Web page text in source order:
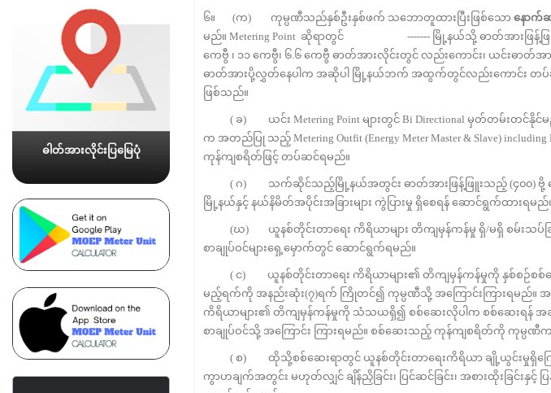
ဓါတ်အားလိုင်းပြမြေပုံ
၆။ (က) ကုမ္ပဏီသည်နှစ်ဦးနှစ်ဖက် သဘောတူထားပြီးဖြစ်သော နော
မည်။ Metering Point ဆိုရာတွင် ------- မြို့နယ်သို့ ဓာတ်အားဖြန့်ဖြူး
ကေဗွီ ၊ ၁၁ ကေဗွီ၊ ၆.၆ ကေဗွီ ဓာတ်အားလိုင်းတွင် လည်းကောင်း၊ ယင်းဓာတ်
ဓာတ်အားပို့လွှတ်နေပါက အဆိုပါ မြို့နယ်ဘက် အထွက်တွင်လည်းကောင်း တပ်ဆ
ဖြစ်သည်။
( ခ) ယင်း Metering Point များတွင် Bi Directional မှတ်တမ်းတင်နိုင်မည့်
က အတည်ပြု သည့် Metering Outfit (Energy Meter Master & Slave) including
ကုန်ကျစရိတ်ဖြင့် တပ်ဆင်ရမည်။
( ဂ) သက်ဆိုင်သည့်မြို့နယ်အတွင်း ဓာတ်အားဖြန့်ဖြူးသည့် (၄၀၀) ဗို့ ဓာ
မြို့နယ်နှင့် နယ်နိမိတ်အပိုင်းအခြားများ ကွဲပြားမှု ရှိစေရန် ဆောင်ရွက်ထားရမည်
(ဃ) ယူနစ်တိုင်းတာရေး ကိရိယာများ တိကျမှန်ကန်မှု ရှိ/မရှိ စမ်းသပ်ခြင်း၊ စ
စာချုပ်ဝင်များရှေ့မှောက်တွင် ဆောင်ရွက်ရမည်။
( င) ယူနစ်တိုင်းတာရေး ကိရိယာများ၏ တိကျမှန်ကန်မှုကို နှစ်စဉ်စစ်ဆေးရ
မည့်ရက်ကို အနည်းဆုံး(၇)ရက် ကြိုတင်၍ ကုမ္ပဏီသို့ အကြောင်းကြားရမည်
ကိရိယာများ၏ တိကျမှန်ကန်မှုကို သံသယရှိ၍ စစ်ဆေးလိုပါက စစ်ဆေးရန်
စာချုပ်ဝင်သို့ အကြောင်း ကြားရမည်။ စစ်ဆေးသည့် ကုန်ကျစရိတ်ကို ကုမ္ပဏီ
( စ) ထိုသို့စစ်ဆေးရာတွင် ယူနစ်တိုင်းတာရေးကိရိယာ ချို့ယွင်းမှုရှိကြ
ကွာဟချက်အတွင်း မဟုတ်လျှင် ချိန်ညှိခြင်း၊ ပြင်ဆင်ခြင်း၊ အစားထိုးခြင်း